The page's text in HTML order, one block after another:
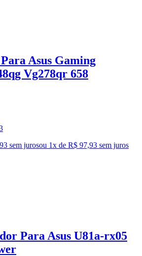
Asus Gaming
Vg278qr 658
sem jurosou 1x de R$ 97,93 sem juros
Para Asus U81a-rx05